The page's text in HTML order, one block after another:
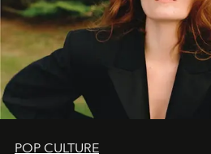
POP CULTURE